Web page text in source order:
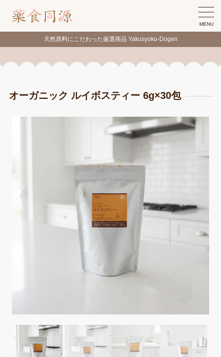
MENU
天然原料にこだわった厳選商品 Yakusyoku-Dogen
オーガニック ルイボスティー 6g×30包